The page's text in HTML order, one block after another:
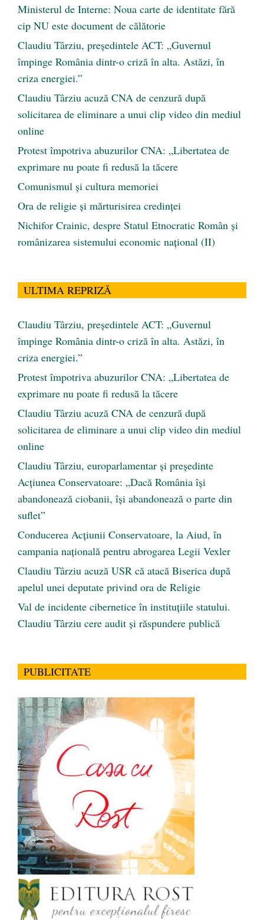
Ministerul de Interne: Noua carte de identitate fără
cip NU este document de călătorie
Claudiu Târziu, președintele ACT: „Guvernul
împinge România dintr-o criză în alta. Astăzi, în
criza energiei.”
Claudiu Târziu acuză CNA de cenzură după
solicitarea de eliminare a unui clip video din mediul
online
Protest împotriva abuzurilor CNA: „Libertatea de
exprimare nu poate fi redusă la tăcere
Comunismul şi cultura memoriei
Ora de religie şi mărturisirea credinţei
Nichifor Crainic, despre Statul Etnocratic Român şi
românizarea sistemului economic naţional (II)
ULTIMA REPRIZĂ
Claudiu Târziu, președintele ACT: „Guvernul
împinge România dintr-o criză în alta. Astăzi, în
criza energiei.”
Protest împotriva abuzurilor CNA: „Libertatea de
exprimare nu poate fi redusă la tăcere
Claudiu Târziu acuză CNA de cenzură după
solicitarea de eliminare a unui clip video din mediul
online
Claudiu Târziu, europarlamentar și președinte
Acțiunea Conservatoare: „Dacă România își
abandonează ciobanii, își abandonează o parte din
suflet”
Conducerea Acțiunii Conservatoare, la Aiud, în
campania națională pentru abrogarea Legii Vexler
Claudiu Târziu acuză USR că atacă Biserica după
apelul unei deputate privind ora de Religie
Val de incidente cibernetice în instituțiile statului.
Claudiu Târziu cere audit și răspundere publică
PUBLICITATE